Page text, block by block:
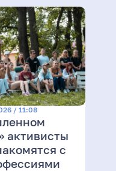
/ 11:08
активисты
с